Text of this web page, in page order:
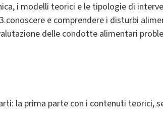
i modelli teorici e le tipologie di
e comprendere i disturbi
delle condotte alimentari
la prima parte con i contenuti teorici,